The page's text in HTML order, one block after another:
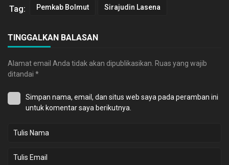
Tag: Pemkab Bolmut Sirajudin Lasena
TINGGALKAN BALASAN
Alamat email Anda tidak akan dipublikasikan. Ruas yang wajib
ditandai *
Simpan nama, email, dan situs web saya pada peramban ini
untuk komentar saya berikutnya.